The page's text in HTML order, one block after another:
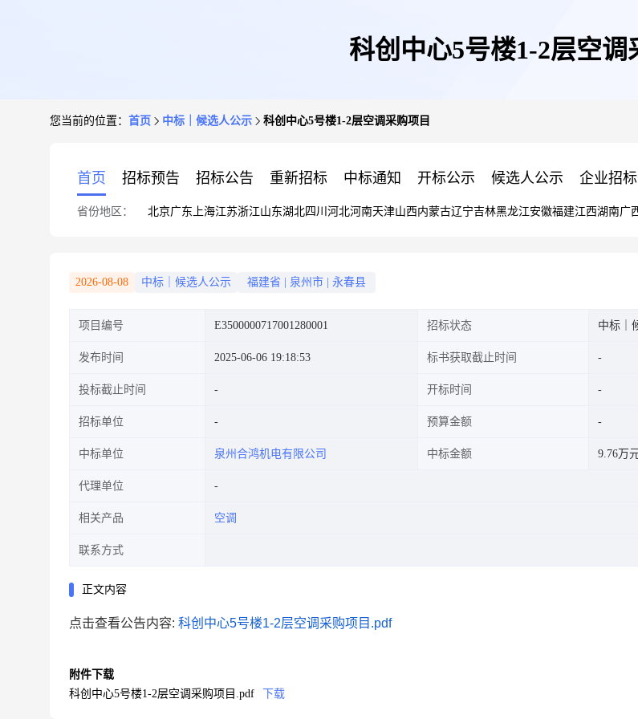
科创中心5号楼1-2层空调
您当前的位置： 首页 中标｜候选人公示 科创中心5号楼1-2层空调采购项目
首页 招标预告 招标公告 重新招标 中标通知 开标公示 候选人公示 企业招
省份地区： 北京广东 上海江苏浙江山东湖北四川 河北河南天津山西内蒙古辽宁吉林黑龙江安徽福建江西湖南广
2026-08-08 中标｜候选人公示 福建省 泉州市 永春县
项目编号 E3500000717001280001 招标状态 中标｜
发布时间 2025-06-06 19:18:53 标书获取截止时间
投标截止时间 开标时间
招标单位 预算金额
中标单位 泉州合鸿机电有限公司 中标金额 9.76万
代理单位
相关产品 空调
联系方式
正文内容
点击查看公告内容: 科创中心5号楼1-2层空调采购项目.pdf
附件下载
科创中心5号楼1-2层空调采购项目.pdf
下载